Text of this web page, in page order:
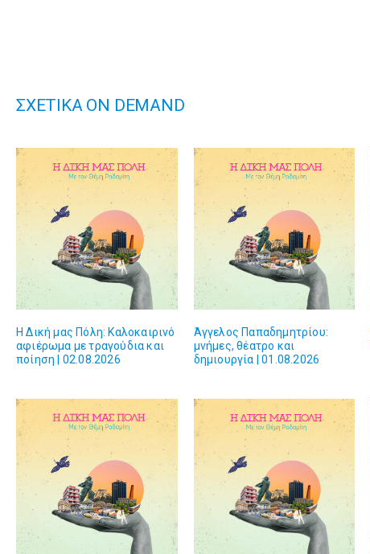
ΣΧΕΤΙΚΑ ON DEMAND
Η Δική μας Πόλη: Kαλοκαιρινό
αφιέρωμα με τραγούδια και
ποίηση | 02.08.2026
Άγγελος Παπαδημητρίου:
μνήμες, θέατρο και
δημιουργία | 01.08.2026